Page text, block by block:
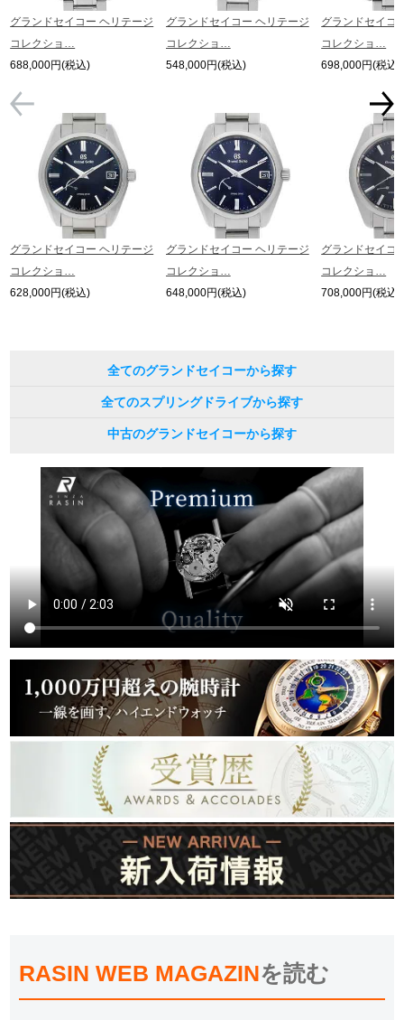
グランドセイコー ヘリテージ
コレクショ…
688,000円(税込)
グランドセイコー ヘリテージ
コレクショ…
628,000円(税込)
グランドセイコー ヘリテージ
コレクショ…
548,000円(税込)
グランドセイコー ヘリテージ
コレクショ…
648,000円(税込)
グランドセイコ
コレクショ…
698,000円(税込)
グランドセイコ
コレクショ…
708,000円(税込)
全てのグランドセイコーから探す
全てのスプリングドライブから探す
中古のグランドセイコーから探す
RASIN WEB MAGAZINを読む